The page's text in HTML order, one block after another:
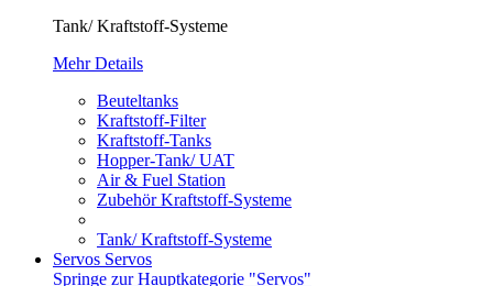
Tank/ Kraftstoff-Systeme
Mehr Details
Beuteltanks
Kraftstoff-Filter
Kraftstoff-Tanks
Hopper-Tank/ UAT
Air & Fuel Station
Zubehör Kraftstoff-Systeme
Tank/ Kraftstoff-Systeme
Servos Servos
Springe zur Hauptkategorie "Servos"